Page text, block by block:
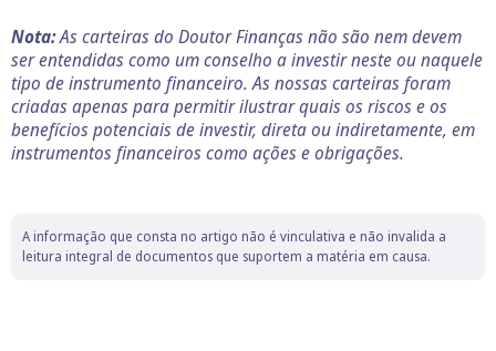
Nota:As carteiras do Doutor Finanças não são nem devem
ser entendidas como um conselho a investir neste ou naquele
tipo de instrumento financeiro. As nossas carteiras foram
criadas apenas para permitir ilustrar quais os riscos e os
benefícios potenciais de investir, direta ou indiretamente, em
instrumentos financeiros como ações e obrigações.
A informação que consta no artigo não é vinculativa e não invalida a
leitura integral de documentos que suportem a matéria em causa.